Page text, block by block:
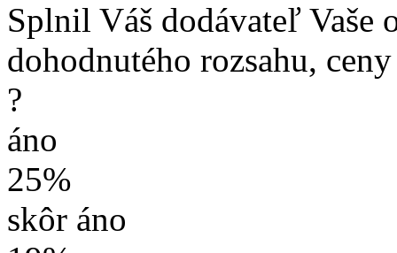
Splnil Váš dodávateľ Vaše
dohodnutého rozsahu,
?
áno
25%
skôr áno